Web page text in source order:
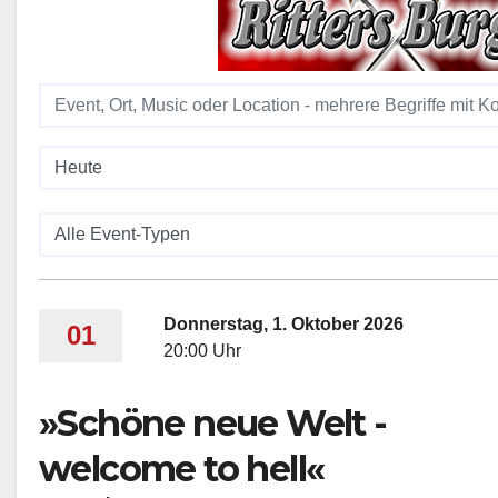
01
Donnerstag, 1. Oktober 2026
20:00 Uhr
»Schöne neue Welt -
welcome to hell«